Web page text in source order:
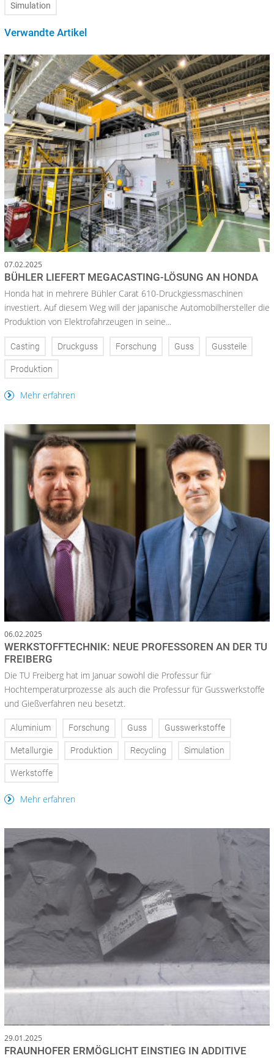
Simulation
Verwandte Artikel
07.02.2025
BÜHLER LIEFERT MEGACASTING-LÖSUNG AN HONDA
Honda hat in mehrere Bühler Carat 610-Druckgiessmaschinen
investiert. Auf diesem Weg will der japanische Automobilhersteller die
Produktion von Elektrofahrzeugen in seine...
Casting Druckguss Forschung Guss Gussteile
Produktion
Mehr erfahren
06.02.2025
WERKSTOFFTECHNIK: NEUE PROFESSOREN AN DER TU
FREIBERG
Die TU Freiberg hat im Januar sowohl die Professur für
Hochtemperaturprozesse als auch die Professur für Gusswerkstoffe
und Gießverfahren neu besetzt.
Aluminium Forschung Guss Gusswerkstoffe
Metallurgie Produktion Recycling Simulation
Werkstoffe
Mehr erfahren
29.01.2025
FRAUNHOFER ERMÖGLICHT EINSTIEG IN ADDITIVE